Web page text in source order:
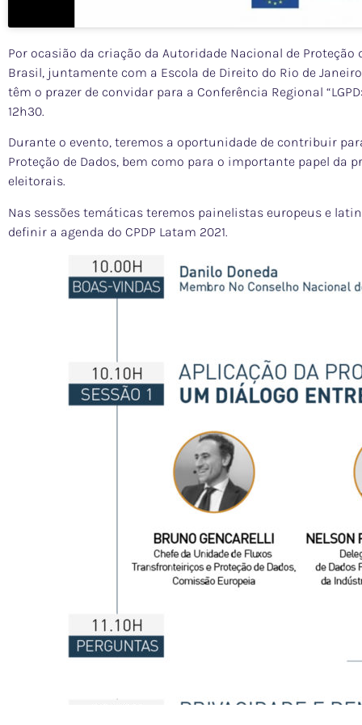
Por ocasião da criação da Autoridade Nacional de
Brasil, juntamente com a Escola de Direito do Rio de
têm o prazer de convidar para a Conferência Regional
12h30.
Durante o evento, teremos a oportunidade de contribuir
Proteção de Dados, bem como para o importante papel da
eleitorais.
Nas sessões temáticas teremos painelistas europeus e
definir a agenda do CPDP Latam 2021.